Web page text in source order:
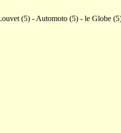
(5) - Automoto (5) - le Globe